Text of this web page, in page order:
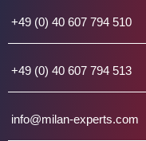
+49 (0) 40 607 794 510
+49 (0) 40 607 794 513
info@milan-experts.com